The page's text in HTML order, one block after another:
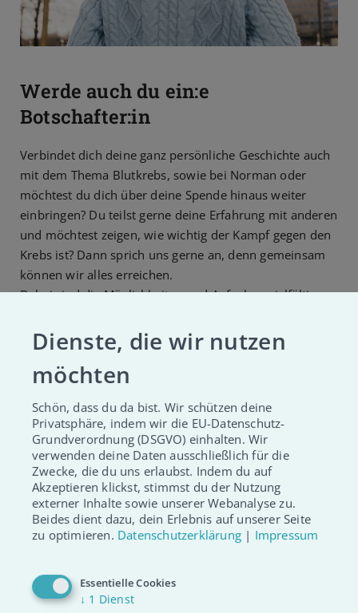
Werde auch du ein:e
Botschafter:in
Verbindet dich deine ganz persönliche Geschichte auch
mit dem Thema Blutkrebs, sowie bei Norman oder
möchtest du dich über deine Spende hinaus weiter
einbringen? Du teilst gerne deine Erfahrung mit anderen
und möchtest zeigen, wie wichtig der Kampf gegen den
Krebs ist? Dann sprich uns gerne an, denn gemeinsam
können wir alles erreichen.
Dabei sind die Möglichkeiten und Aufgaben vielfältig
den sozialen Netzwerken teilen und Aufmerksamkeit für
das Thema Blutkrebs generieren. Events und
Typisierungsaktionen mitplanen und dabei auch live vor
Chance neue Kontakte zu knüpfen und deine
Mitmenschen einzubeziehen.
Wir sind für alle Ideen offen, freuen uns auf deinen
positiven Vibe und unterstützen dich dabei gerne.
WERDE BOTSCHAFTER:IN
Dienste, die wir nutzen
möchten
Schön, dass du da bist. Wir schützen deine
Privatsphäre, indem wir die EU-Datenschutz-
Grundverordnung (DSGVO) einhalten. Wir
verwenden deine Daten ausschließlich für die
Zwecke, die du uns erlaubst. Indem du auf
Akzeptieren klickst, stimmst du der Nutzung
externer Inhalte sowie unserer Webanalyse zu.
Beides dient dazu, dein Erlebnis auf unserer Seite
zu optimieren. Datenschutzerklärung | Impressum
Essentielle Cookies
↓ 1 Dienst